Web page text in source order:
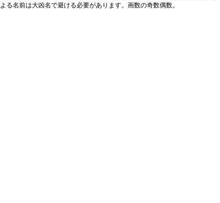
よる名前は大凶名で避ける必要があります。画数の奇数偶数。